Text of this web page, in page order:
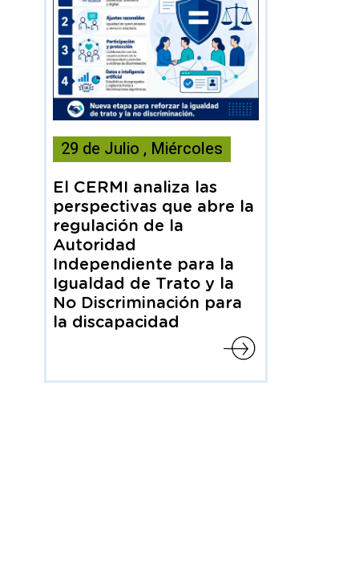
noticia
Articulo
29 de Julio , Miércoles
El CERMI analiza las
perspectivas que abre la
regulación de la
Autoridad
Independiente para la
Igualdad de Trato y la
No Discriminación para
la discapacidad